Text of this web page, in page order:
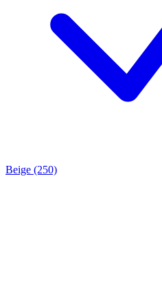
Beige (250)